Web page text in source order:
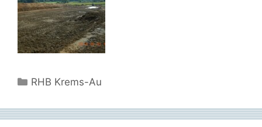
Kategorien
RHB Krems-Au